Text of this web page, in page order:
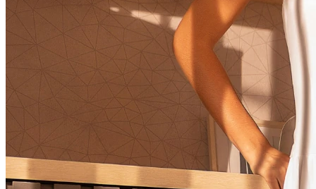
SAIAS CURTAS
SAIAS MIDI
SAIAS LONGAS
LOOK INTEIRO
Ver LOOK INTEIRO
CONJUNTOS
MACACÃO
VESTIDOS
VESTIDOS LONGOS
VESTIDOS MIDI & MÉDIOS
SOBREPOSIÇÃO
Ver SOBREPOSIÇÃO
BLAZER & SPENCER
CARDIGANS & SUÉTER